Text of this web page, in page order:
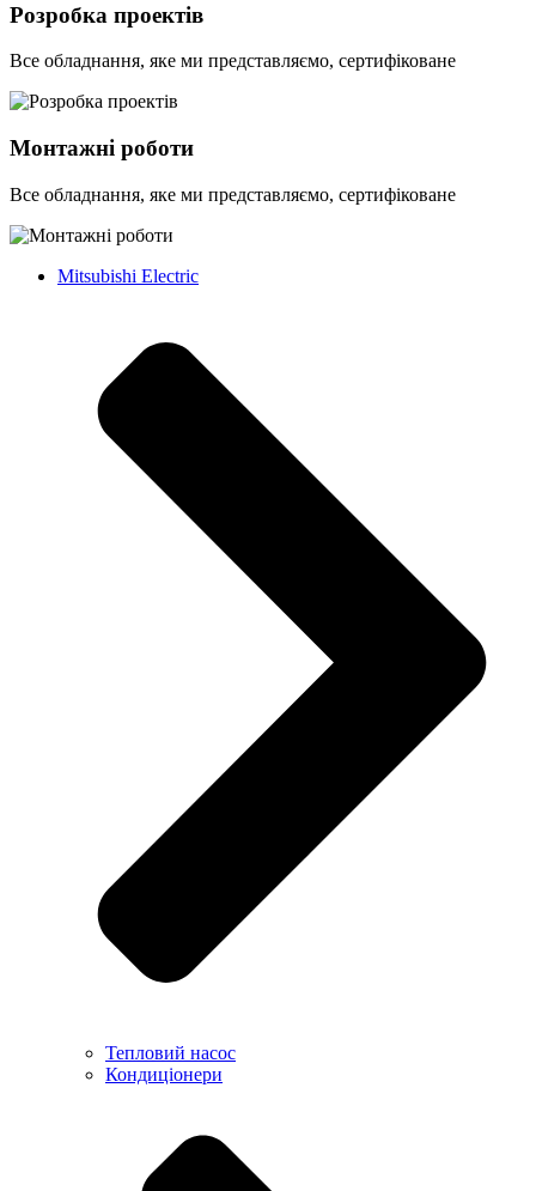
Розробка проектів
Все обладнання, яке ми представляємо, сертифіковане
Монтажні роботи
Все обладнання, яке ми представляємо, сертифіковане
Mitsubishi Electric
Тепловий насос
Кондиціонери